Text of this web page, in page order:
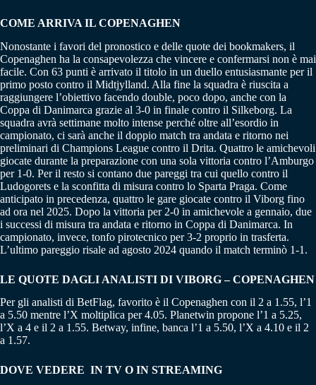
COME ARRIVA IL COPENAGHEN
Nonostante i favori del pronostico e delle quote dei bookmakers, il
Copenaghen ha la consapevolezza che vincere e confermarsi non è mai
facile. Con 63 punti è arrivato il titolo in un duello entusiasmante per il
primo posto contro il Midtjylland. Alla fine la squadra è riuscita a
raggiungere l’obiettivo facendo double, poco dopo, anche con la
Coppa di Danimarca grazie al 3-0 in finale contro il Silkeborg. La
squadra avrà settimane molto intense perché oltre all’esordio in
campionato, ci sarà anche il doppio match tra andata e ritorno nei
preliminari di Champions League contro il Drita. Quattro le amichevoli
giocate durante la preparazione con una sola vittoria contro l’Amburgo
per 1-0. Per il resto si contano due pareggi tra cui quello contro il
Ludogorets e la sconfitta di misura contro lo Sparta Praga. Come
anticipato in precedenza, quattro le gare giocate contro il Viborg fino
ad ora nel 2025. Dopo la vittoria per 2-0 in amichevole a gennaio, due
i successi di misura tra andata e ritorno in Coppa di Danimarca. In
campionato, invece, tonfo pirotecnico per 3-2 proprio in trasferta.
L’ultimo pareggio risale ad agosto 2024 quando il match terminò 1-1.
LE QUOTE DAGLI ANALISTI DI VIBORG – COPENAGHEN
Per gli analisti di BetFlag, favorito è il Copenaghen con il 2 a 1.55, l’1
a 5.50 mentre l’X moltiplica per 4.05. Planetwin propone l’1 a 5.25,
l’X a 4 e il 2 a 1.55. Betway, infine, banca l’1 a 5.50, l’X a 4.10 e il 2
a 1.57.
DOVE VEDERE IN TV O IN STREAMING